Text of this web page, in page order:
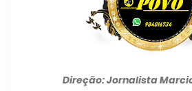
Direção: Jornalista